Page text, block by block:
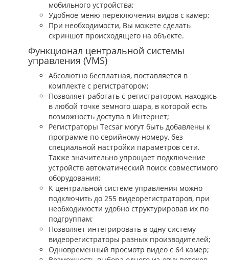
мобильного устройства;
Удобное меню переключения видов с камер;
При необходимости, Вы можете сделать
скриншот происходящего на объекте.
Функционал центральной системы
управления (VMS)
Абсолютно бесплатная, поставляется в
комплекте с регистратором;
Позволяет работать с регистратором, находясь
в любой точке земного шара, в которой есть
возможность доступа в Интернет;
Регистраторы Tecsar могут быть добавлены к
программе по серийному номеру, без
специальной настройки параметров сети.
Также значительно упрощает подключение
устройств автоматический поиск совместимого
оборудования;
К центральной системе управления можно
подключить до 255 видеорегистраторов, при
необходимости удобно структурировав их по
подгруппам;
Позволяет интегрировать в одну систему
видеорегистраторы разных производителей;
Одновременный просмотр видео с 64 камер;